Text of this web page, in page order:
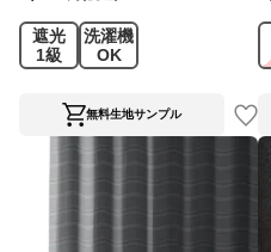
遮光
1級
洗濯機
OK
無料生地サンプル